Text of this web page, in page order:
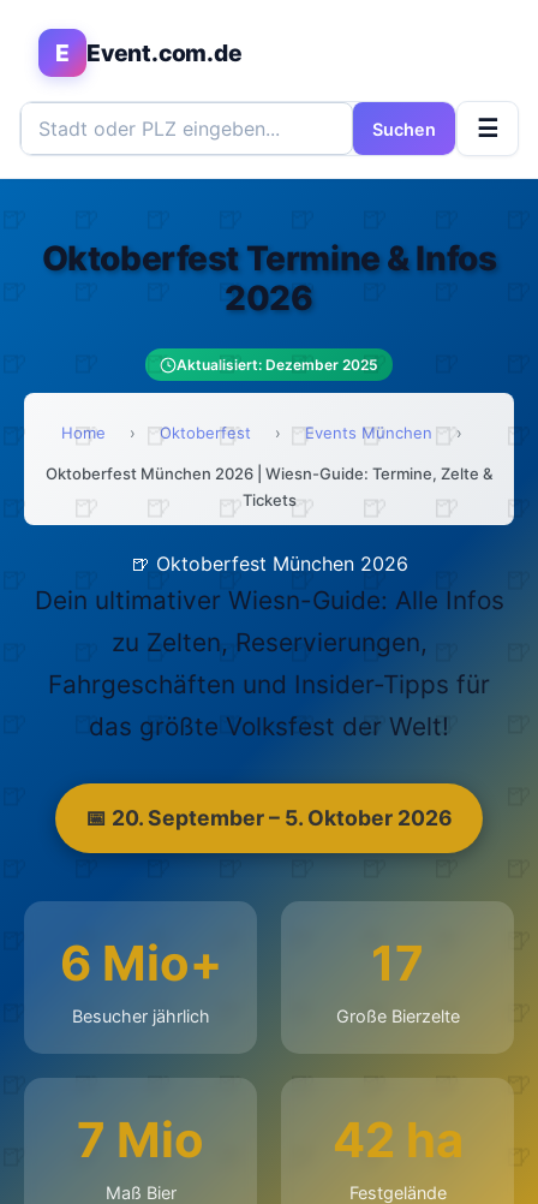
E Event.com.de
Suchen ☰
Oktoberfest Termine & Infos
2026
Aktualisiert: Dezember 2025
Home › Oktoberfest › Events München ›
Oktoberfest München 2026 | Wiesn-Guide: Termine, Zelte &
Tickets
🍺 Oktoberfest München 2026
Dein ultimativer Wiesn-Guide: Alle Infos
zu Zelten, Reservierungen,
Fahrgeschäften und Insider-Tipps für
das größte Volksfest der Welt!
📅 20. September – 5. Oktober 2026
6 Mio+
Besucher jährlich
17
Große Bierzelte
7 Mio
Maß Bier
42 ha
Festgelände